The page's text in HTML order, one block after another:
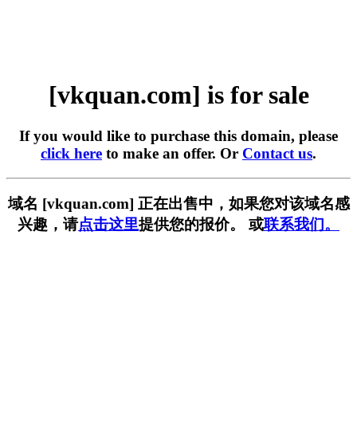
[vkquan.com] is for sale
If you would like to purchase this domain, please
click here to make an offer. Or Contact us.
域名 [vkquan.com] 正在出售中，如果您对该域名感
兴趣，请点击这里提供您的报价。 或联系我们。